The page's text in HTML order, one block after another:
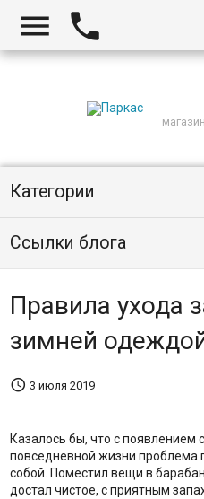
 
Категории
Ссылки блога
Правила ухода
зимней
 3 июля 2019
Казалось бы, что с появлением
повседневной жизни проблема
собой. Поместил вещи в
достал чистое, с приятным